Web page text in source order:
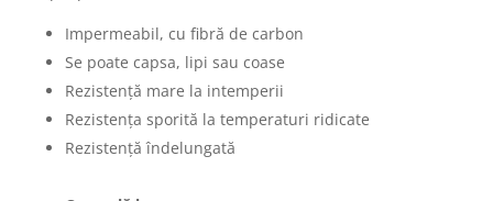
Impermeabil, cu fibră de carbon
Se poate capsa, lipi sau coase
Rezistență mare la intemperii
Rezistența sporită la temperaturi ridicate
Rezistență îndelungată